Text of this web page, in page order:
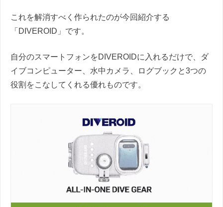
これを解消すべく作られたのが今回紹介する
「DIVEROID」です。
自分のスマートフォンをDIVEROIDに入れるだけで、ダ
イブコンピューター、水中カメラ、ログブックと3つの
役割をこなしてくれる優れものです。